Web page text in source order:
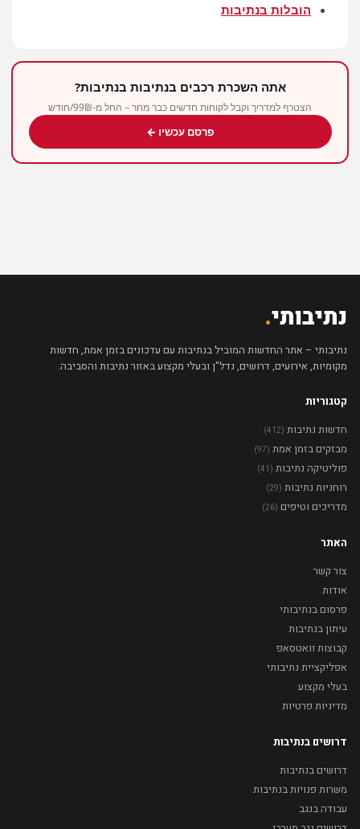
הובלות בנתיבות
אתה השכרת רכבים בנתיבות בנתיבות?
הצטרף למדריך וקבל לקוחות חדשים כבר מחר – החל מ-99₪/חודש
פרסם עכשיו ←
נתיבותי.
נתיבותי – אתר החדשות המוביל בנתיבות עם עדכונים בזמן אמת, חדשות
מקומיות, אירועים, דרושים, נדל"ן ובעלי מקצוע באזור נתיבות והסביבה.
קטגוריות
חדשות נתיבות (412)
מבזקים בזמן אמת (97)
פוליטיקה נתיבות (41)
רוחניות נתיבות (29)
מדריכים וטיפים (26)
האתר
צור קשר
אודות
פרסום בנתיבותי
עיתון בנתיבות
קבוצות וואטסאפ
אפליקציית נתיבותי
בעלי מקצוע
מדיניות פרטיות
דרושים בנתיבות
דרושים בנתיבות
משרות פנויות בנתיבות
עבודה בנגב